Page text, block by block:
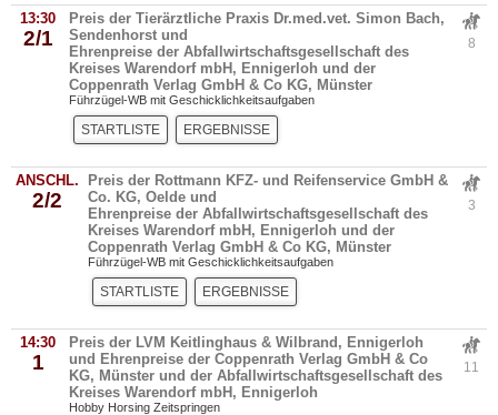
13:30
2/1
Preis der Tierärztliche Praxis Dr.med.vet. Simon Bach,
Sendenhorst und
Ehrenpreise der Abfallwirtschaftsgesellschaft des
Kreises Warendorf mbH, Ennigerloh und der
Coppenrath Verlag GmbH & Co KG, Münster
Führzügel-WB mit Geschicklichkeitsaufgaben
8
STARTLISTE ERGEBNISSE
ANSCHL.
2/2
Preis der Rottmann KFZ- und Reifenservice GmbH &
Co. KG, Oelde und
Ehrenpreise der Abfallwirtschaftsgesellschaft des
Kreises Warendorf mbH, Ennigerloh und der
Coppenrath Verlag GmbH & Co KG, Münster
Führzügel-WB mit Geschicklichkeitsaufgaben
3
STARTLISTE ERGEBNISSE
14:30
1
Preis der LVM Keitlinghaus & Wilbrand, Ennigerloh
und Ehrenpreise der Coppenrath Verlag GmbH & Co
KG, Münster und der Abfallwirtschaftsgesellschaft des
Kreises Warendorf mbH, Ennigerloh
Hobby Horsing Zeitspringen
11